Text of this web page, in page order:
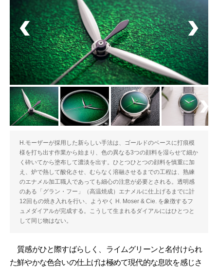
H.モーザーが採用した新らしい手法は、ゴールドのベースに打痕模
様を打ち出す作業から始まり、色の異なる3つの顔料を湿らせて細か
く砕いてから塗布して濃淡を出す。ひとつひとつの顔料を慎重に加
え、炉で熱して酸化させ、むらなく溶融させるまでの工程は、熟練
のエナメル加工職人であっても細心の注意が必要とされる。透明感
のある「グラン・フー」（高温焼成）エナメルに仕上げるまでに計
12回もの焼き入れを行い、ようやく H. Moser & Cie. を象徴するフ
ュメダイアルが完成する。こうして生まれるダイアルにはひとつと
して同じ物はない。
質感がひと際すばらしく、ライムグリーンと名付けられ
た鮮やかな色合いの仕上げは極めて現代的な息吹を感じさ